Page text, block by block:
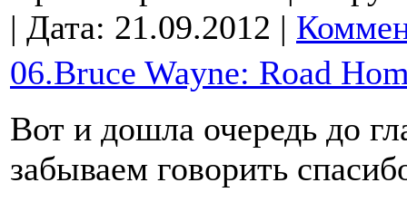
| Дата: 21.09.2012 |
06.Bruce Wayne: Road
Вот и дошла очередь до
забываем говорить